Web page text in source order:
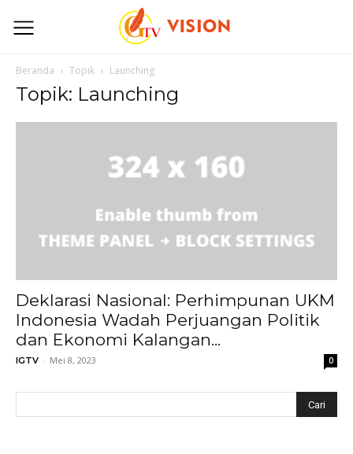
Beranda Topik Launching
Topik: Launching
Deklarasi Nasional: Perhimpunan UKM
Indonesia Wadah Perjuangan Politik
dan Ekonomi Kalangan...
IGTV - Mei 8, 2023 0